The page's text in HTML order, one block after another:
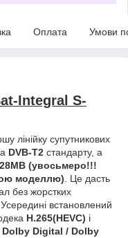
Оплата Умови
Integral S-
лінійку супутникових
DVB-T2 стандарту, а
(увосьмеро!!!
моделлю). Це дасть
без жорстких
встановлений
H.265(HEVC) і
Dolby Digital / Dolby